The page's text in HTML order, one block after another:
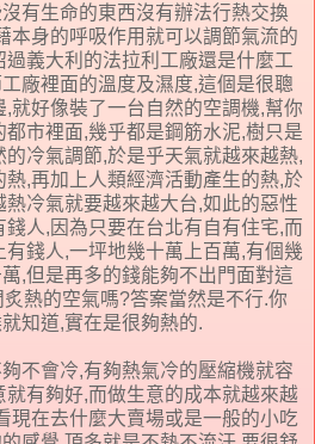
有生命的東西沒有辦法行熱交換
本身的呼吸作用就可以調節氣流的
義大利的法拉利工廠還是什麼工
廠裡面的溫度及濕度,這個是很聰
就好像裝了一台自然的空調機,幫你
市裡面,幾乎都是鋼筋水泥,樹只是
冷氣調節,於是乎天氣就越來越熱,
熱,再加上人類經濟活動產生的熱,於
冷氣就要越來越大台,如此的惡性
人,因為只要在台北有自有住宅,而
有錢人,一坪地幾十萬上百萬,有個幾
,但是再多的錢能夠不出門面對這
熱的空氣嗎?答案當然是不行.你
知道,實在是很夠熱的.
不會冷,有夠熱氣冷的壓縮機就容
有夠好,而做生意的成本就越來越
現在去什麼大賣場或是一般的小吃